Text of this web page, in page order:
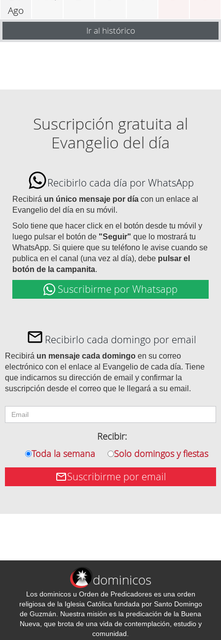
Ago
Ir al histórico
Suscripción gratuita al
Evangelio del día
Recibirlo cada día por WhatsApp
Recibirá un único mensaje por día con un enlace al
Evangelio del día en su móvil.
Solo tiene que hacer click en el botón desde tu móvil y
luego pulsar el botón de "Seguir" que lo mostrará tu
WhatsApp. Si quiere que su teléfono le avise cuando se
publica en el canal (una vez al día), debe pulsar el
botón de la campanita.
Suscribirme por Whatsapp
Recibirlo cada domingo por email
Recibirá un mensaje cada domingo en su correo
electrónico con el enlace al Evangelio de cada día. Tiene
que indicarnos su dirección de email y confirmar la
suscripción desde el correo que le llegará a su email.
Recibir:
Toda la semana
Solo domingos y fiestas
Suscribirme por email
dominicos
Los dominicos u Orden de Predicadores es una orden
religiosa de la Iglesia Católica fundada por Santo Domingo
de Guzmán. Nuestra misión es la predicación de la Buena
Nueva, que brota de una vida de contemplación, estudio y
comunidad.